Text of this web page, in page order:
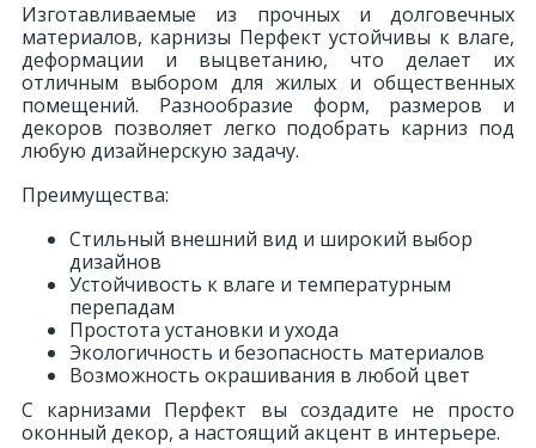
Изготавливаемые из прочных и долговечных
материалов, карнизы Перфект устойчивы к влаге,
деформации и выцветанию, что делает их
отличным выбором для жилых и общественных
помещений. Разнообразие форм, размеров и
декоров позволяет легко подобрать карниз под
любую дизайнерскую задачу.
Преимущества:
Стильный внешний вид и широкий выбор
дизайнов
Устойчивость к влаге и температурным
перепадам
Простота установки и ухода
Экологичность и безопасность материалов
Возможность окрашивания в любой цвет
С карнизами Перфект вы создадите не просто
оконный декор, а настоящий акцент в интерьере.